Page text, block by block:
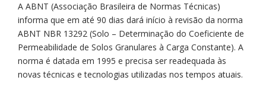
A ABNT (Associação Brasileira de Normas Técnicas)
informa que em até 90 dias dará início à revisão da norma
ABNT NBR 13292 (Solo – Determinação do Coeficiente de
Permeabilidade de Solos Granulares à Carga Constante). A
norma é datada em 1995 e precisa ser readequada às
novas técnicas e tecnologias utilizadas nos tempos atuais.